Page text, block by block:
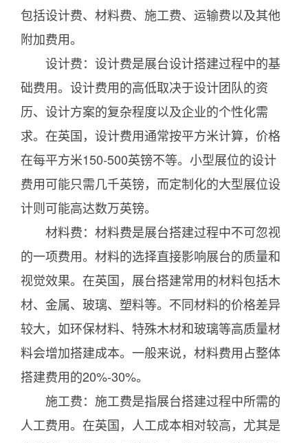
包括设计费、材料费、施工费、运输费以及其他
附加费用。
设计费：设计费是展台设计搭建过程中的基
础费用。设计费用的高低取决于设计团队的资
历、设计方案的复杂程度以及企业的个性化需
求。在英国，设计费用通常按平方米计算，价格
在每平方米150-500英镑不等。小型展位的设计
费用可能只需几千英镑，而定制化的大型展位设
计则可能高达数万英镑。
材料费：材料费是展台搭建过程中不可忽视
的一项费用。材料的选择直接影响展台的质量和
视觉效果。在英国，展台搭建常用的材料包括木
材、金属、玻璃、塑料等。不同材料的价格差异
较大，如环保材料、特殊木材和玻璃等高质量材
料会增加搭建成本。一般来说，材料费用占整体
搭建费用的20%-30%。
施工费：施工费是指展台搭建过程中所需的
人工费用。在英国，人工成本相对较高，尤其是